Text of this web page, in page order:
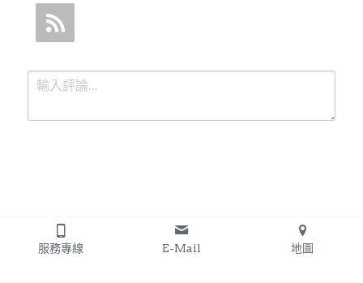
提交
服務專線 E-Mail 地圖